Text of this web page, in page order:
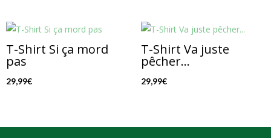
T-Shirt Si ça mord
pas
29,99€
T-Shirt Va juste
pêcher…
29,99€